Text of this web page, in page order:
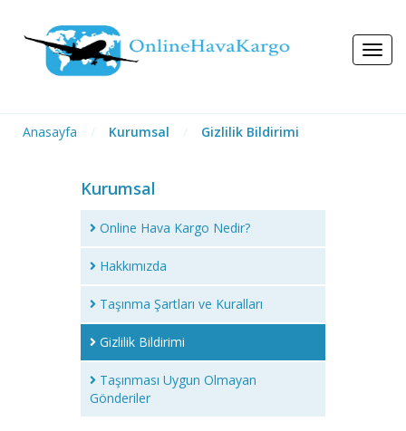
Anasayfa / Kurumsal / Gizlilik Bildirimi
Kurumsal
Online Hava Kargo Nedir?
Hakkımızda
Taşınma Şartları ve Kuralları
Gizlilik Bildirimi
Taşınması Uygun Olmayan
Gönderiler